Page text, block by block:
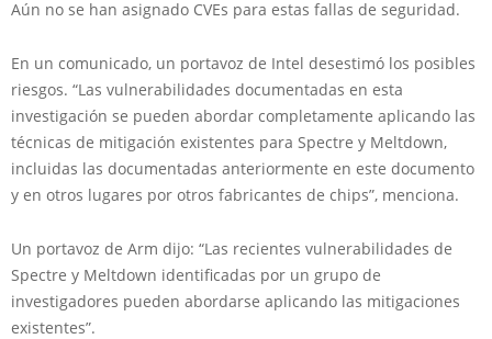
Aún no se han asignado CVEs para estas fallas de seguridad.
En un comunicado, un portavoz de Intel desestimó los posibles
riesgos. “Las vulnerabilidades documentadas en esta
investigación se pueden abordar completamente aplicando las
técnicas de mitigación existentes para Spectre y Meltdown,
incluidas las documentadas anteriormente en este documento
y en otros lugares por otros fabricantes de chips”, menciona.
Un portavoz de Arm dijo: “Las recientes vulnerabilidades de
Spectre y Meltdown identificadas por un grupo de
investigadores pueden abordarse aplicando las mitigaciones
existentes”.